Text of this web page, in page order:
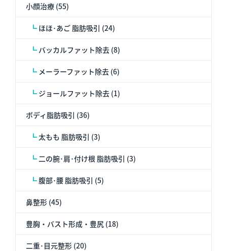
小顔治療 (55)
┗ほほ･あご 脂肪吸引 (24)
┗バッカルファット除去 (8)
┗メーラーファット除去 (6)
┗ジョールファット除去 (1)
ボディ脂肪吸引 (36)
┗太もも 脂肪吸引 (3)
┗二の腕･肩･付け根 脂肪吸引 (3)
┗腹部･腰 脂肪吸引 (5)
鼻整形 (45)
豊胸・バスト形成・豊尻 (18)
二重･目元整形 (20)